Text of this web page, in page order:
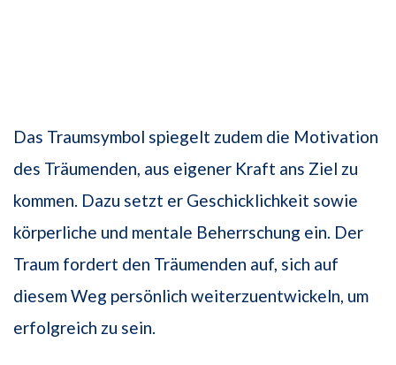
Das Traumsymbol spiegelt zudem die Motivation
des Träumenden, aus eigener Kraft ans Ziel zu
kommen. Dazu setzt er Geschicklichkeit sowie
körperliche und mentale Beherrschung ein. Der
Traum fordert den Träumenden auf, sich auf
diesem Weg persönlich weiterzuentwickeln, um
erfolgreich zu sein.